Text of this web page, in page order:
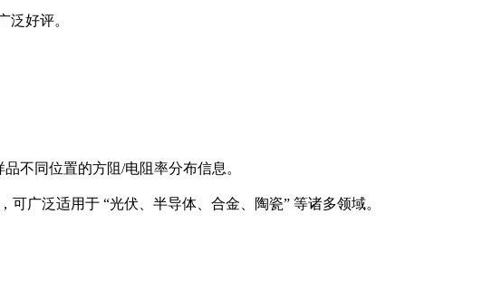
泛好评。
不同位置的方阻/电阻率分布信息。
广泛适用于 “光伏、半导体、合金、陶瓷” 等诸多领域。